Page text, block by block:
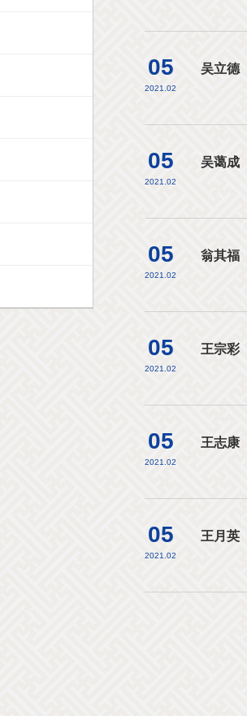
05
2021.02
吴立德
05
2021.02
吴蔼成
05
2021.02
翁其福
05
2021.02
王宗彩
05
2021.02
王志康
05
2021.02
王月英